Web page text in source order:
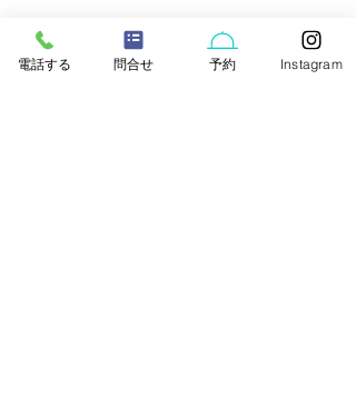
電話する 問合せ 予約 Instagram